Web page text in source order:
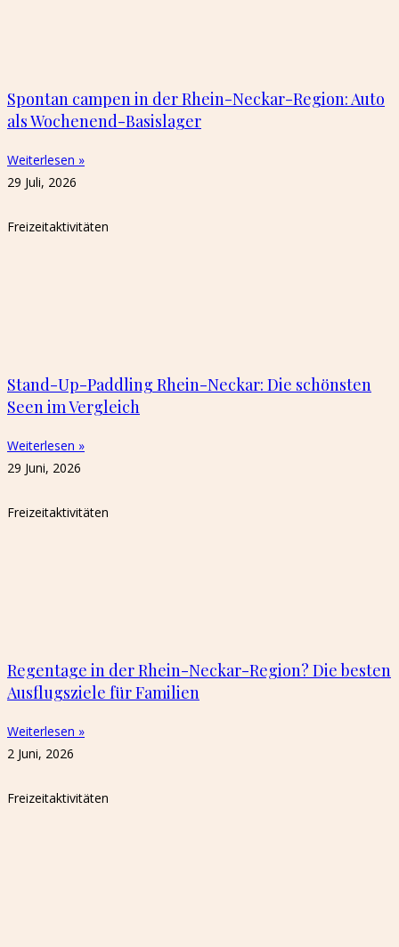
Spontan campen in der Rhein-Neckar-Region: Auto
als Wochenend-Basislager
Weiterlesen »
29 Juli, 2026
Freizeitaktivitäten
Stand-Up-Paddling Rhein-Neckar: Die schönsten
Seen im Vergleich
Weiterlesen »
29 Juni, 2026
Freizeitaktivitäten
Regentage in der Rhein-Neckar-Region? Die besten
Ausflugsziele für Familien
Weiterlesen »
2 Juni, 2026
Freizeitaktivitäten